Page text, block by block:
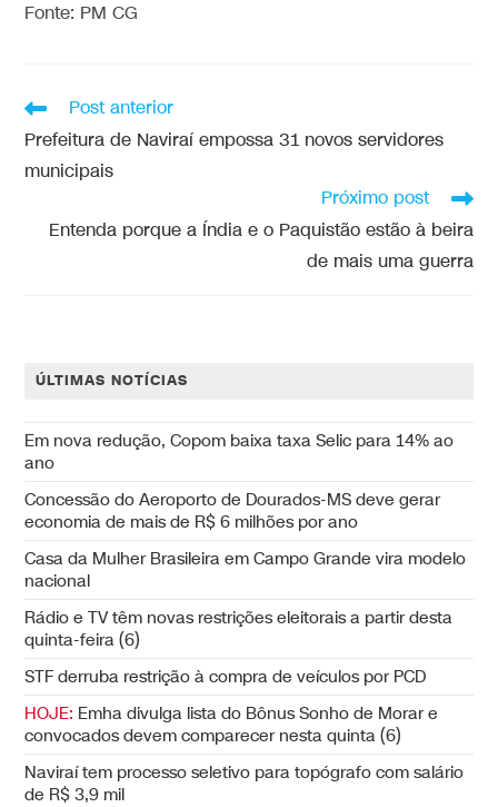
Fonte: PM CG
Post anterior
Prefeitura de Naviraí empossa 31 novos servidores
municipais
Próximo post
Entenda porque a Índia e o Paquistão estão à beira
de mais uma guerra
ÚLTIMAS NOTÍCIAS
Em nova redução, Copom baixa taxa Selic para 14% ao
ano
Concessão do Aeroporto de Dourados-MS deve gerar
economia de mais de R$ 6 milhões por ano
Casa da Mulher Brasileira em Campo Grande vira modelo
nacional
Rádio e TV têm novas restrições eleitorais a partir desta
quinta-feira (6)
STF derruba restrição à compra de veículos por PCD
HOJE: Emha divulga lista do Bônus Sonho de Morar e
convocados devem comparecer nesta quinta (6)
Naviraí tem processo seletivo para topógrafo com salário
de R$ 3,9 mil